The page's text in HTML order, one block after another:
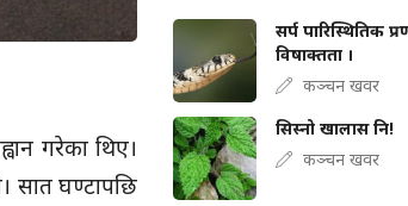
गरेका थिए।
सात घण्टापछि
सर्प पारिस्थितिक
विषाक्तता ।
कञ्चन खवर
सिस्नो खालास नि!
कञ्चन खवर